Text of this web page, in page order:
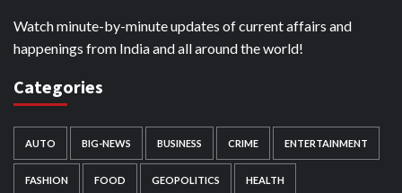
Watch minute-by-minute updates of current affairs and
happenings from India and all around the world!
Categories
AUTO BIG-NEWS BUSINESS CRIME ENTERTAINMENT
FASHION FOOD GEOPOLITICS HEALTH